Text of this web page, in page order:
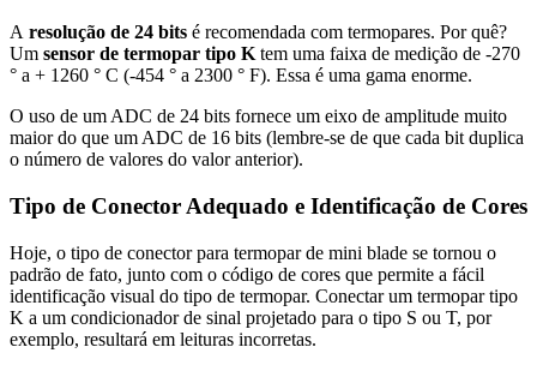
A resolução de 24 bits é recomendada com termopares. Por quê?
Um sensor de termopar tipo K tem uma faixa de medição de -270
° a + 1260 ° C (-454 ° a 2300 ° F). Essa é uma gama enorme.
O uso de um ADC de 24 bits fornece um eixo de amplitude muito
maior do que um ADC de 16 bits (lembre-se de que cada bit duplica
o número de valores do valor anterior).
Tipo de Conector Adequado e Identificação de Cores
Hoje, o tipo de conector para termopar de mini blade se tornou o
padrão de fato, junto com o código de cores que permite a fácil
identificação visual do tipo de termopar. Conectar um termopar tipo
K a um condicionador de sinal projetado para o tipo S ou T, por
exemplo, resultará em leituras incorretas.